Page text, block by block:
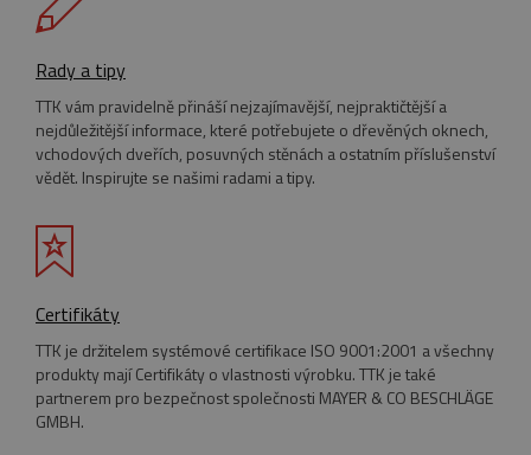
Rady a tipy
TTK vám pravidelně přináší nejzajímavější, nejpraktičtější a
nejdůležitější informace, které potřebujete o dřevěných oknech,
vchodových dveřích, posuvných stěnách a ostatním příslušenství
vědět. Inspirujte se našimi radami a tipy.
Certifikáty
TTK je držitelem systémové certifikace ISO 9001:2001 a všechny
produkty mají Certifikáty o vlastnosti výrobku. TTK je také
partnerem pro bezpečnost společnosti MAYER & CO BESCHLÄGE
GMBH.
Nezbytně nutné soubory cookie umožňují
základní funkce webových stránek, jako je
přihlášení uživatele a správa účtu. Webové
stránky nelze bez nezbytně nutných souborů
cookie správně používat.
CookieScriptConsent
CookieScript
www.eurooknattk.cz
1 rok